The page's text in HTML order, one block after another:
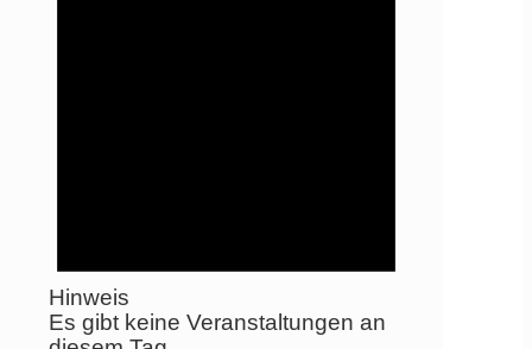
Hinweis
Es gibt keine Veranstaltungen an